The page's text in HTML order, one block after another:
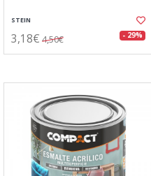
STEIN
3,18€ 4,50€ - 29%